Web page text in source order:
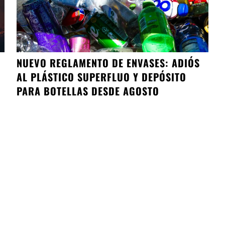
NUEVO REGLAMENTO DE ENVASES: ADIÓS
AL PLÁSTICO SUPERFLUO Y DEPÓSITO
PARA BOTELLAS DESDE AGOSTO